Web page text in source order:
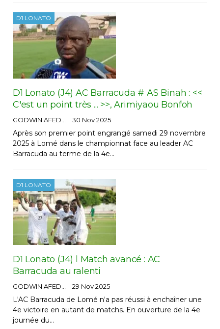
D1 LONATO
D1 Lonato (J4) AC Barracuda # AS Binah : <<
C'est un point très ... >>, Arimiyaou Bonfoh
30 Nov 2025
Après son premier point engrangé samedi 29 novembre
2025 à Lomé dans le championnat face au leader AC
Barracuda au terme de la 4e…
D1 LONATO
D1 Lonato (J4) l Match avancé : AC
Barracuda au ralenti
29 Nov 2025
L'AC Barracuda de Lomé n'a pas réussi à enchaîner une
4e victoire en autant de matchs. En ouverture de la 4e
journée du…